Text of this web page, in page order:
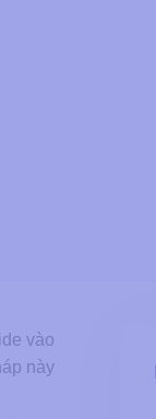
vào
này